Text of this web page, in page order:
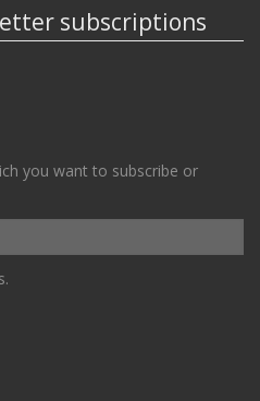
subscriptions
you want to subscribe or